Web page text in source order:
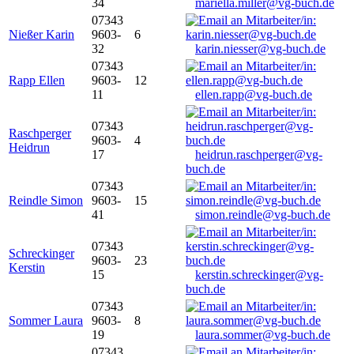
34 mariella.miller@vg-buch.de
Nießer Karin
07343
9603-
32
6
karin.niesser@vg-buch.de
Rapp Ellen
07343
9603-
11
12
ellen.rapp@vg-buch.de
Raschperger
Heidrun
07343
9603-
17
4
heidrun.raschperger@vg-
buch.de
Reindle Simon
07343
9603-
41
15
simon.reindle@vg-buch.de
Schreckinger
Kerstin
07343
9603-
15
23
kerstin.schreckinger@vg-
buch.de
Sommer Laura
07343
9603-
19
8
laura.sommer@vg-buch.de